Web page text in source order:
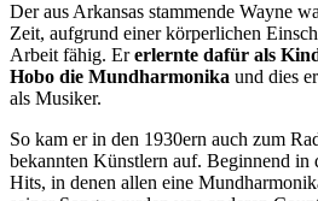
Der aus Arkansas stammende Wayne
Zeit, aufgrund einer körperlichen
Arbeit fähig. Ererlernte dafür als
Hobo die Mundharmonika und dies
als Musiker.
So kam er in den 1930ern auch zum
bekannten Künstlern auf. Beginnend in
Hits, in denen allen eine